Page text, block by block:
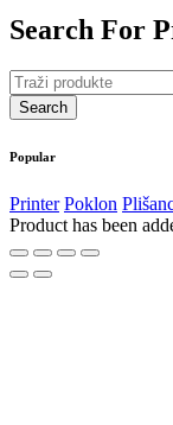
Search For
Popular
Printer Poklon
Product has been